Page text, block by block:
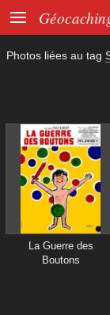

Photos liées au tag
La Guerre des
Boutons